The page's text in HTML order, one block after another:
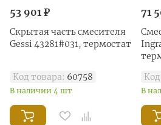
53 901 ₽
Скрытая часть смесителя
Gessi 43281#031, термостат
Код товара: 60758
В наличии 4 шт
71
В